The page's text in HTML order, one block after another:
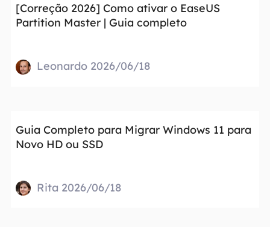
[Correção 2026] Como ativar o EaseUS
Partition Master | Guia completo
Leonardo 2026/06/18
Guia Completo para Migrar Windows 11 para
Novo HD ou SSD
Rita 2026/06/18